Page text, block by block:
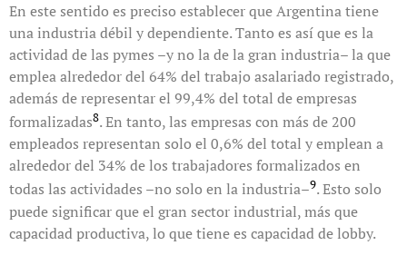
En este sentido es preciso establecer que Argentina tiene
una industria débil y dependiente. Tanto es así que es la
actividad de las pymes –y no la de la gran industria– la que
emplea alrededor del 64% del trabajo asalariado registrado,
además de representar el 99,4% del total de empresas
formalizadas8. En tanto, las empresas con más de 200
empleados representan solo el 0,6% del total y emplean a
alrededor del 34% de los trabajadores formalizados en
todas las actividades –no solo en la industria–9. Esto solo
puede significar que el gran sector industrial, más que
capacidad productiva, lo que tiene es capacidad de lobby.